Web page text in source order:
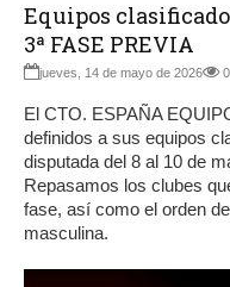
Equipos
3ª FASE PREVIA
jueves, 14 de mayo de 2026 0
El CTO. ESPAÑA
definidos a sus equipos
disputada del 8 al 10 de
Repasamos los clubes
fase, así como el orden
masculina.